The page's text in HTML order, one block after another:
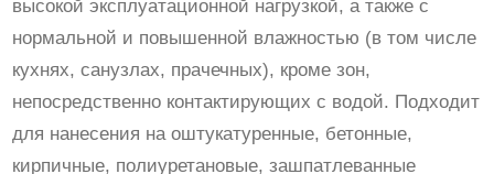
t
M
a
r
i
высокой эксплуатационной нагрузкой, а также с
нормальной и повышенной влажностью (в том числе
кухнях, санузлах, прачечных), кроме зон,
непосредственно контактирующих с водой. Подходит
для нанесения на оштукатуренные, бетонные,
кирпичные, полиуретановые, зашпатлеванные